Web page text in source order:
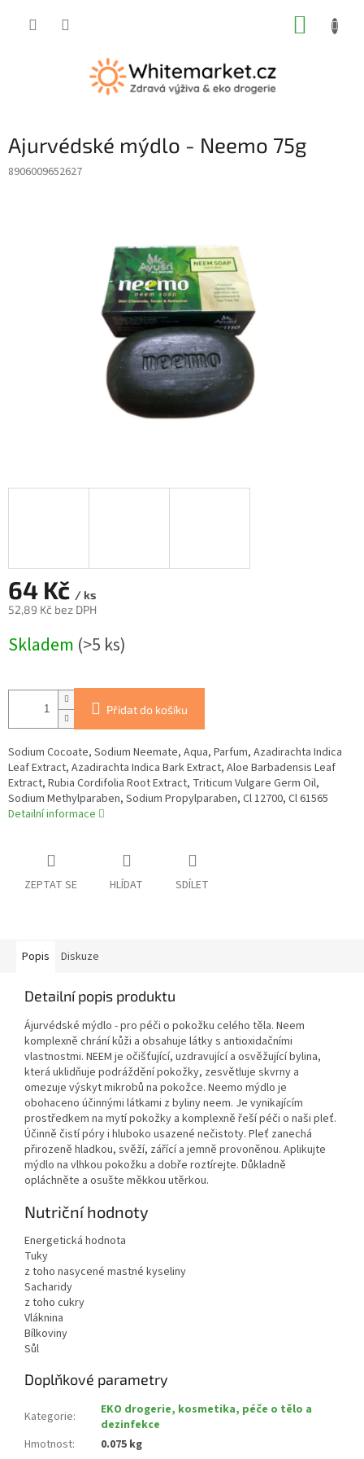
Ajurvédské mýdlo - Neemo 75g
8906009652627
64 Kč / ks
52,89 Kč bez DPH
cena:
Skladem (>5 ks)
Přidat do košíku
Sodium Cocoate, Sodium Neemate, Aqua, Parfum, Azadirachta Indica
Leaf Extract, Azadirachta Indica Bark Extract, Aloe Barbadensis Leaf
Extract, Rubia Cordifolia Root Extract, Triticum Vulgare Germ Oil,
Sodium Methylparaben, Sodium Propylparaben, Cl 12700, Cl 61565
Detailní informace
ZEPTAT SE HLÍDAT SDÍLET
Popis Diskuze
Detailní popis produktu
Ájurvédské mýdlo - pro péči o pokožku celého těla. Neem
komplexně chrání kůži a obsahuje látky s antioxidačními
vlastnostmi. NEEM je očišťující, uzdravující a osvěžující bylina,
která uklidňuje podráždění pokožky, zesvětluje skvrny a
omezuje výskyt mikrobů na pokožce. Neemo mýdlo je
obohaceno účinnými látkami z byliny neem. Je vynikajícím
prostředkem na mytí pokožky a komplexně řeší péči o naši pleť.
Účinně čistí póry i hluboko usazené nečistoty. Pleť zanechá
přirozeně hladkou, svěží, zářící a jemně provoněnou. Aplikujte
mýdlo na vlhkou pokožku a dobře roztírejte. Důkladně
opláchněte a osušte měkkou utěrkou.
Nutriční hodnoty
Energetická hodnota
Tuky
z toho nasycené mastné kyseliny
Sacharidy
z toho cukry
Vláknina
Bílkoviny
Sůl
Doplňkové parametry
Kategorie:
EKO drogerie, kosmetika, péče o tělo a
dezinfekce
Hmotnost:
0.075 kg